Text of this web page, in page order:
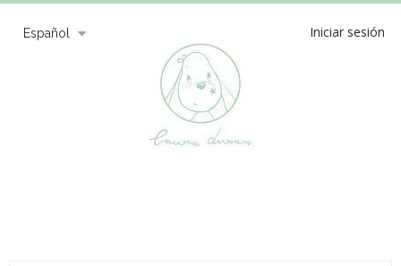
Español Iniciar sesión